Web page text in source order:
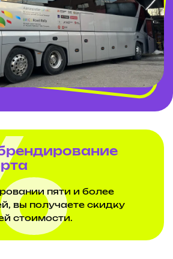
пяти и более
вы получаете скидку
стоимости.